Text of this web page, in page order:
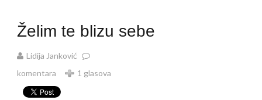
Želim te blizu sebe
Lidija Janković
komentara
1 glasova